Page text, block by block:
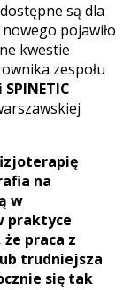
są dla
pojawiło
kwestie
zespołu
na
w
praktyce
praca z
trudniejsza
się tak